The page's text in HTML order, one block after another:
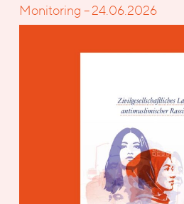
Monitoring – 24.06.2026